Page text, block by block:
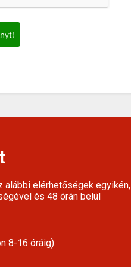
alábbi elérhetőségek egyikén,
és 48 órán belül
8-16 óráig)